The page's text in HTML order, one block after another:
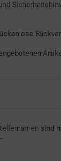
sind